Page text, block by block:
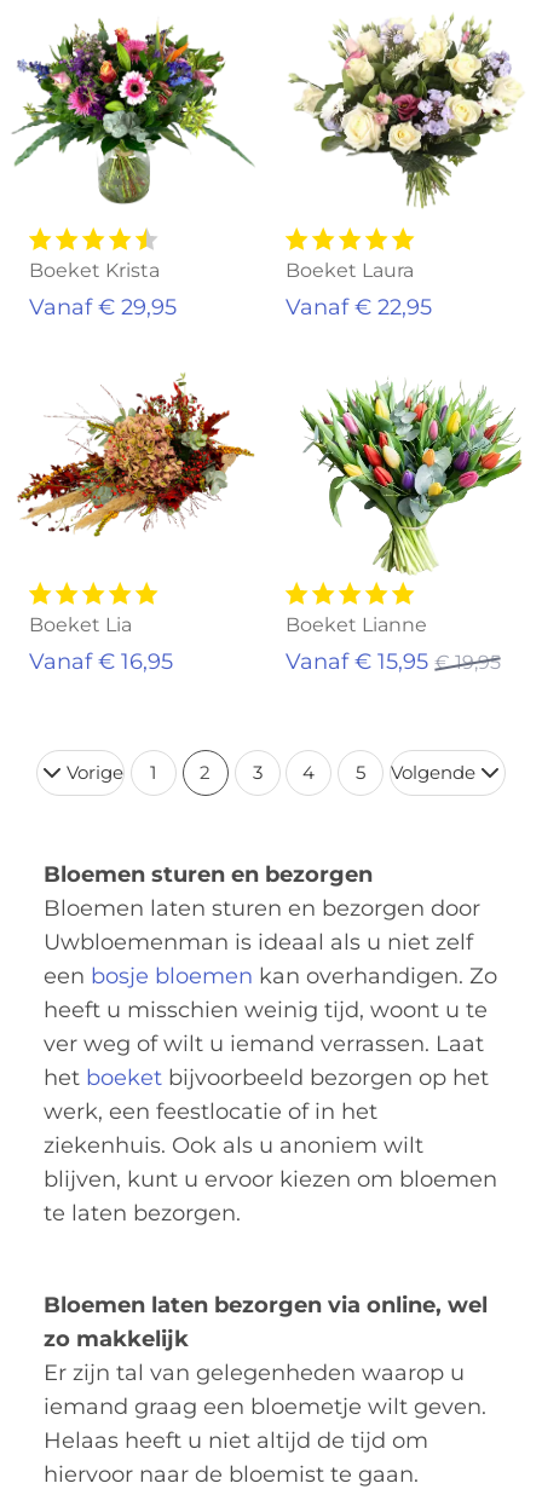
Boeket Krista
Vanaf € 29,95
Boeket Laura
Vanaf € 22,95
Boeket Lia
Vanaf € 16,95
Uitverkocht
Boeket Lianne
Vanaf € 15,95 € 19,95
Vorige 1 2 3 4 5 Volgende
Bloemen sturen en bezorgen
Bloemen laten sturen en bezorgen door
Uwbloemenman is ideaal als u niet zelf
een bosje bloemen kan overhandigen. Zo
heeft u misschien weinig tijd, woont u te
ver weg of wilt u iemand verrassen. Laat
het boeket bijvoorbeeld bezorgen op het
werk, een feestlocatie of in het
ziekenhuis. Ook als u anoniem wilt
blijven, kunt u ervoor kiezen om bloemen
te laten bezorgen.
Bloemen laten bezorgen via online, wel
zo makkelijk
Er zijn tal van gelegenheden waarop u
iemand graag een bloemetje wilt geven.
Helaas heeft u niet altijd de tijd om
hiervoor naar de bloemist te gaan.